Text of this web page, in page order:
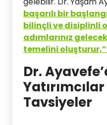
başarılı bir
bilinçli ve disiplinli
adımlarınız
temelini oluşturur,”
Dr.
Tavsiyeler